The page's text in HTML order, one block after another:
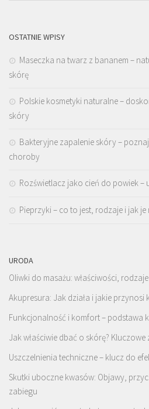
OSTATNIE WPISY
Maseczka na twarz z bananem –
skórę
Polskie kosmetyki naturalne –
skóry
Bakteryjne zapalenie skóry –
choroby
Rozświetlacz jako cień do powiek –
Pieprzyki – co to jest, rodzaje i jak
URODA
Oliwki do masażu: właściwości,
Akupresura: Jak działa i jakie
Funkcjonalność i komfort – podstawa
Jak właściwie dbać o skórę?
Uszczelnienia techniczne – klucz do
Skutki uboczne kwasów: Objawy,
zabiegu